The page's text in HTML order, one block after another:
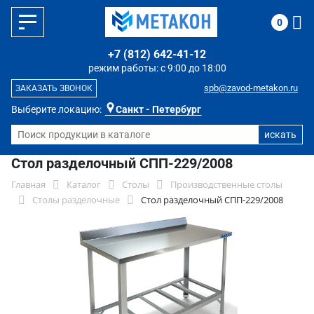
Выберите локацию: Санкт - Петербург
режим работы: с 9:00 до 18:00
+7 (812) 642-41-12
spb@zavod-metakon.ru
ЗАКАЗАТЬ ЗВОНОК
0
Стол разделочный СПП-229/2008
Главная Каталог Столы
Производственные столы
Столы разделочные
Стол разделочный СПП-229/2008